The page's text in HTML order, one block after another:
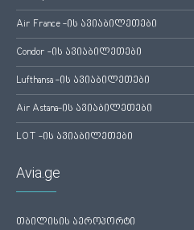
Air France -ის ავიაბილეთები
Condor -ის ავიაბილეთები
Lufthansa -ის ავიაბილეთები
Air Astana-ის ავიაბილეთები
LOT -ის ავიაბილეთები
Avia.ge
თბილისის აეროპორტი